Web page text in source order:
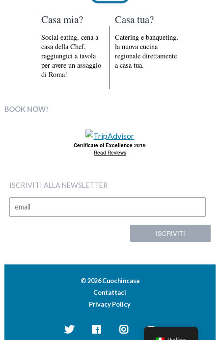
Casa mia?
Social eating, cena a
casa della Chef,
raggiungici a tavola
per avere un assaggio
di Roma!
Casa tua?
Catering e banqueting,
la nuova cucina
regionale direttamente
a casa tua.
BOOK NOW!
Certificate of Excellence 2019
Read Reviews
ISCRIVITI ALLA NEWSLETTER
© 2026 Cuochincasa
Contattaci
Privacy Policy